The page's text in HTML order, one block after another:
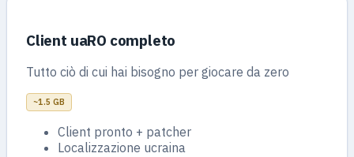
Client uaRO completo
Tutto ciò di cui hai bisogno per giocare da zero
~1.5 GB
Client pronto + patcher
Localizzazione ucraina